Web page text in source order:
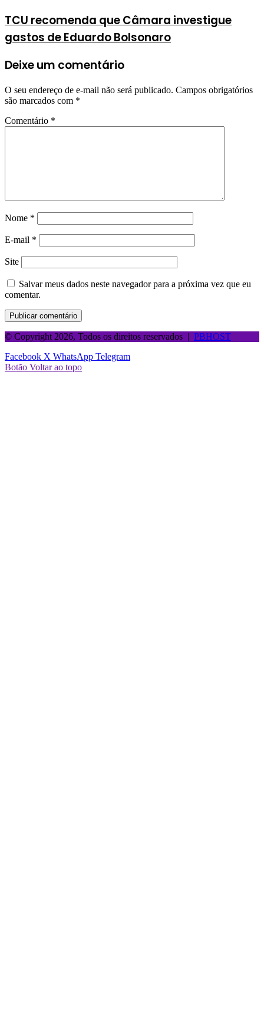
TCU recomenda que Câmara investigue
gastos de Eduardo Bolsonaro
Deixe um comentário
O seu endereço de e-mail não será publicado. Campos obrigatórios
são marcados com *
Comentário *
Nome *
E-mail *
Site
Salvar meus dados neste navegador para a próxima vez que eu
comentar.
© Copyright 2026, Todos os direitos reservados | PBHOST
Facebook X WhatsApp Telegram
Botão Voltar ao topo